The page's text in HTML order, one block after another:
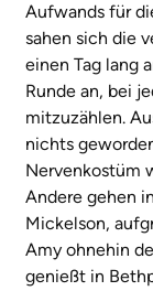
Aufwands für
sahen sich die
einen Tag lang
Runde an, bei
mitzuzählen.
nichts
Nervenkostüm
Andere gehen
Mickelson,
Amy ohnehin
genießt in